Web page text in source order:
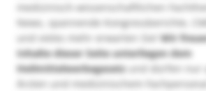
medizinisch-wissenschaftlichen
News, spannende Kongressberichte,
und vieles mehr erwarten Sie!Wir
Inhalte dieser Seite unterliegen dem
Heilmittelwerbegesetzund dürfen nur
Ärzten und medizinischem